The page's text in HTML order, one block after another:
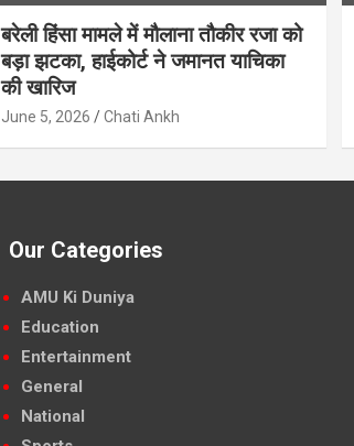
बरेली हिंसा मामले में मौलाना तौकीर रजा को
बड़ा झटका, हाईकोर्ट ने जमानत याचिका
की खारिज
June 5, 2026 Chati Ankh
Our Categories
AMU Ki Duniya
Education
Entertainment
General
National